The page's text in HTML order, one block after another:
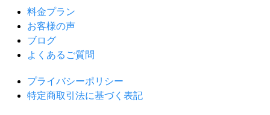
料金プラン
お客様の声
ブログ
よくあるご質問
プライバシーポリシー
特定商取引法に基づく表記